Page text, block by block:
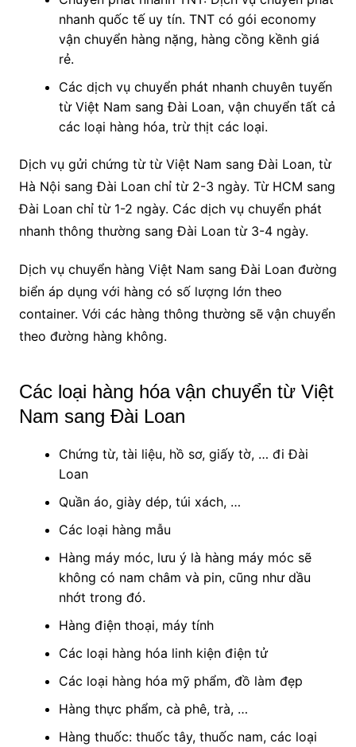
nhanh quốc tế uy tín. TNT có gói economy
vận chuyển hàng nặng, hàng cồng kềnh giá
rẻ.
Các dịch vụ chuyển phát nhanh chuyên tuyến
từ Việt Nam sang Đài Loan, vận chuyển tất cả
các loại hàng hóa, trừ thịt các loại.
Dịch vụ gửi chứng từ từ Việt Nam sang Đài Loan, từ
Hà Nội sang Đài Loan chỉ từ 2-3 ngày. Từ HCM sang
Đài Loan chỉ từ 1-2 ngày. Các dịch vụ chuyển phát
nhanh thông thường sang Đài Loan từ 3-4 ngày.
Dịch vụ chuyển hàng Việt Nam sang Đài Loan đường
biển áp dụng với hàng có số lượng lớn theo
container. Với các hàng thông thường sẽ vận chuyển
theo đường hàng không.
Các loại hàng hóa vận chuyển từ Việt
Nam sang Đài Loan
Chứng từ, tài liệu, hồ sơ, giấy tờ, … đi Đài
Loan
Quần áo, giày dép, túi xách, …
Các loại hàng mẫu
Hàng máy móc, lưu ý là hàng máy móc sẽ
không có nam châm và pin, cũng như dầu
nhớt trong đó.
Hàng điện thoại, máy tính
Các loại hàng hóa linh kiện điện tử
Các loại hàng hóa mỹ phẩm, đồ làm đẹp
Hàng thực phẩm, cà phê, trà, …
Hàng thuốc: thuốc tây, thuốc nam, các loại